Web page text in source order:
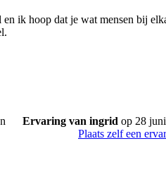
ik hoop dat je wat mensen bij
Ervaring van ingrid op 28
Plaats zelf een